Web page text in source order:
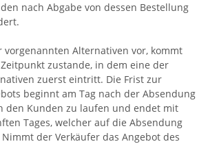
nach Abgabe von dessen Bestellung
vorgenannten Alternativen vor, kommt
zustande, in dem eine der
zuerst eintritt. Die Frist zur
beginnt am Tag nach der Absendung
den Kunden zu laufen und endet mit
Tages, welcher auf die Absendung
der Verkäufer das Angebot des